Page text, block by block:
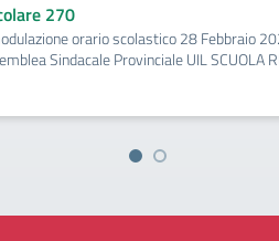
270
orario scolastico 28 Febbraio
Sindacale Provinciale UIL SCUOLA